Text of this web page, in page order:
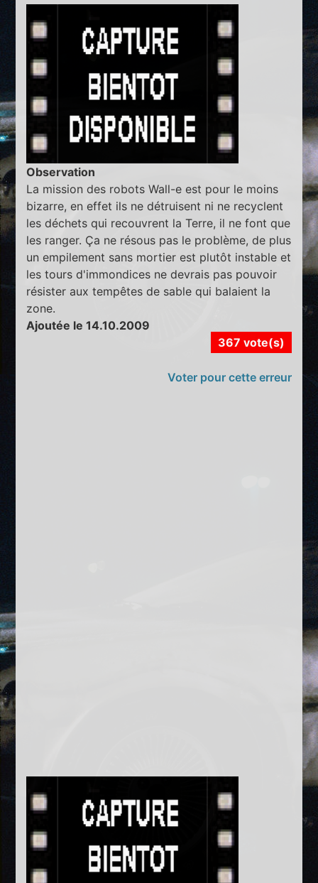
Observation
La mission des robots Wall-e est pour le moins
bizarre, en effet ils ne détruisent ni ne recyclent
les déchets qui recouvrent la Terre, il ne font que
les ranger. Ça ne résous pas le problème, de plus
un empilement sans mortier est plutôt instable et
les tours d'immondices ne devrais pas pouvoir
résister aux tempêtes de sable qui balaient la
zone.
Ajoutée le 14.10.2009
367 vote(s)
Voter pour cette erreur